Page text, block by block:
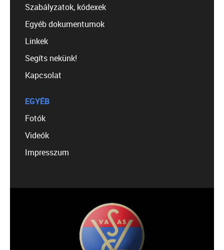
Szabályzatok, kódexek
Egyéb dokumentumok
Linkek
Segíts nekünk!
Kapcsolat
EGYÉB
Fotók
Videók
Impresszum